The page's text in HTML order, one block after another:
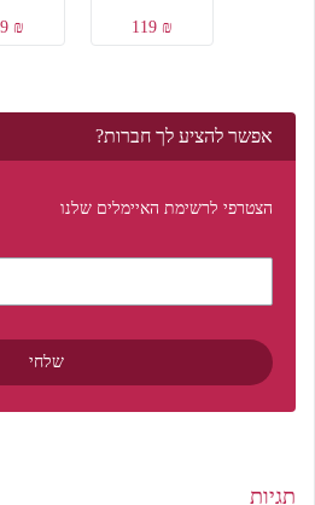
₪ 139 ₪ 119
אפשר להציע לך חברות?
הצטרפי לרשימת האיימלים שלנו
תגיות